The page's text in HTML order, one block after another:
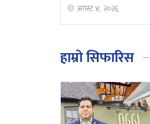
अगस्ट ४, २०२६
हाम्रो सिफारिस